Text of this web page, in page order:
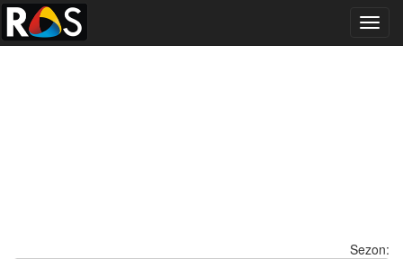
Sezon: